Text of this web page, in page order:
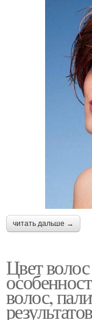
читать дальше →
Цвет
волос,
результатов